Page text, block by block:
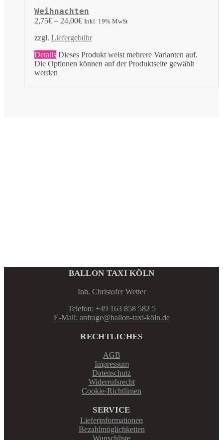
Weihnachten
2,75€– 24,00€ Inkl. 19% MwSt
zzgl. Liefergebühr
Details Dieses Produkt weist mehrere Varianten auf.
Die Optionen können auf der Produktseite gewählt
werden
BALLON TAXI KÖLN
Inh. Christofer Wetter
Telefon: +49 163 858 582 5
E-Mail: anfrage@ballon-taxi-köln.de
RECHTLICHES
AGB
Impressum
Datenschutz
Widerrufsrecht
Cookie-Richtlinien
SERVICE
Lieferinformationen
Bezahlmöglichkeiten